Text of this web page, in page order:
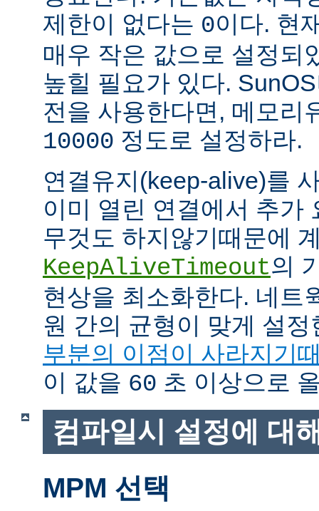
제한이 없다는 0이다. 현
매우 작은 값으로 설정되
높힐 필요가 있다.
전을 사용한다면, 메모리
10000 정도로 설정하라.
연결유지(keep-alive)를
이미 열린 연결에서 추가
무것도 하지않기때문에
KeepAliveTimeout의
현상을 최소화한다. 네트
원 간의 균형이 맞게 설
부분의 이점이 사라지기
이 값을 60 초 이상으로
컴파일시 설정에 대
MPM 선택